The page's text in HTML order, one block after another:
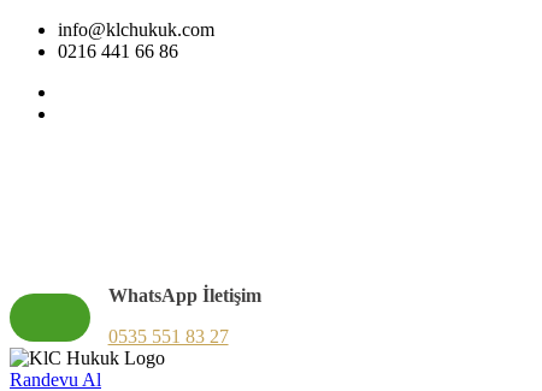
info@klchukuk.com
0216 441 66 86
WhatsApp İletişim
0535 551 83 27
Randevu Al